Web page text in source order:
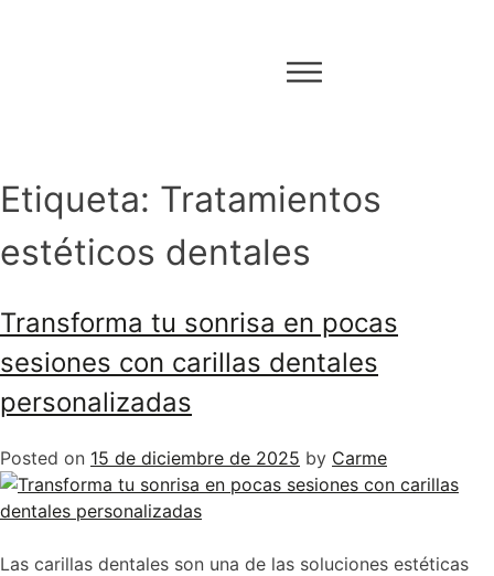
Etiqueta: Tratamientos
estéticos dentales
Transforma tu sonrisa en pocas
sesiones con carillas dentales
personalizadas
Posted on 15 de diciembre de 2025 by Carme
Las carillas dentales son una de las soluciones estéticas